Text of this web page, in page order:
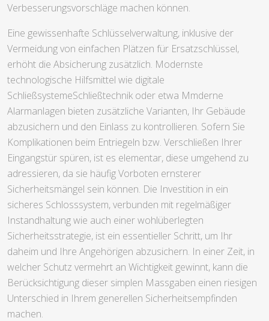
Verbesserungsvorschläge machen können.
Eine gewissenhafte Schlüsselverwaltung, inklusive der
Vermeidung von einfachen Plätzen für Ersatzschlüssel,
erhöht die Absicherung zusätzlich. Modernste
technologische Hilfsmittel wie digitale
SchließsystemeSchließtechnik oder etwa Mmderne
Alarmanlagen bieten zusätzliche Varianten, Ihr Gebäude
abzusichern und den Einlass zu kontrollieren. Sofern Sie
Komplikationen beim Entriegeln bzw. Verschließen Ihrer
Eingangstür spüren, ist es elementar, diese umgehend zu
adressieren, da sie häufig Vorboten ernsterer
Sicherheitsmängel sein können. Die Investition in ein
sicheres Schlosssystem, verbunden mit regelmäßiger
Instandhaltung wie auch einer wohlüberlegten
Sicherheitsstrategie, ist ein essentieller Schritt, um Ihr
daheim und Ihre Angehörigen abzusichern. In einer Zeit, in
welcher Schutz vermehrt an Wichtigkeit gewinnt, kann die
Berücksichtigung dieser simplen Massgaben einen riesigen
Unterschied in Ihrem generellen Sicherheitsempfinden
machen.